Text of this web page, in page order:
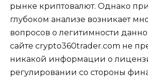
рынке криптовалют. Однако
глубоком анализе возникает
вопросов о легитимности
сайте crypto360trader.com не
никакой информации о
регулировании со стороны